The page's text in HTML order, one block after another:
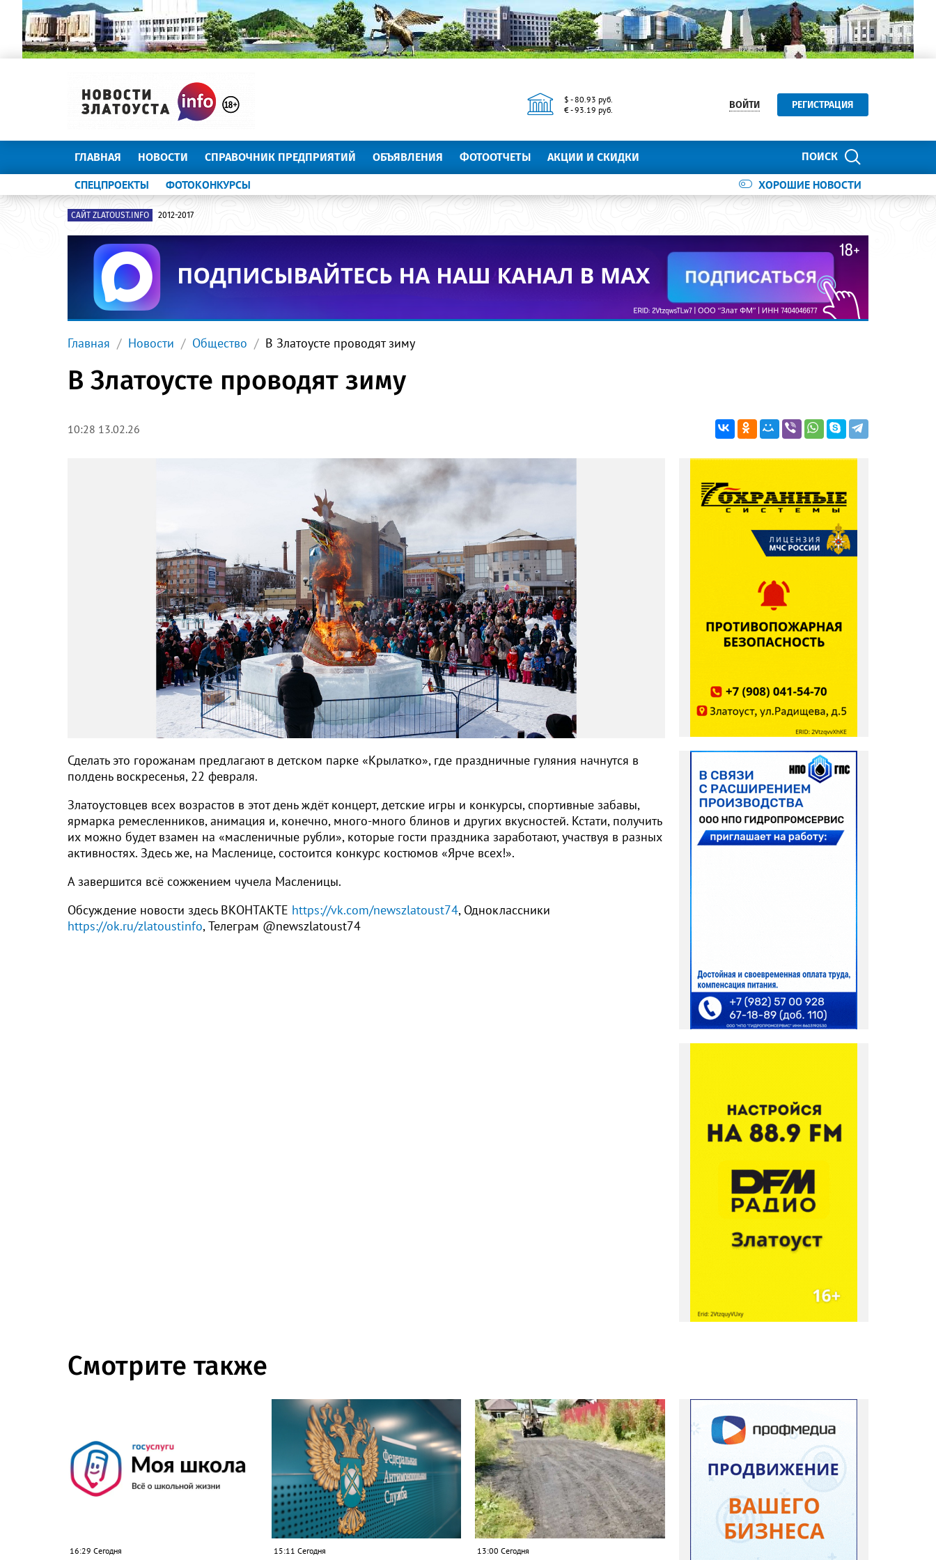
$ - 80.93 руб.
€ - 93.19 руб.
ВОЙТИ РЕГИСТРАЦИЯ
ПОИСК
ГЛАВНАЯ НОВОСТИ СПРАВОЧНИК ПРЕДПРИЯТИЙ ОБЪЯВЛЕНИЯ ФОТООТЧЕТЫ АКЦИИ И СКИДКИ
ХОРОШИЕ НОВОСТИ
СПЕЦПРОЕКТЫ ФОТОКОНКУРСЫ
САЙТ ZLATOUST.INFO 2012-2017
Главная Новости Общество В Златоусте проводят зиму
В Златоусте проводят зиму
10:28 13.02.26
Сделать это горожанам предлагают в детском парке «Крылатко», где праздничные гуляния начнутся в
полдень воскресенья, 22 февраля.
Златоустовцев всех возрастов в этот день ждёт концерт, детские игры и конкурсы, спортивные забавы,
ярмарка ремесленников, анимация и, конечно, много-много блинов и других вкусностей. Кстати, получить
их можно будет взамен на «масленичные рубли», которые гости праздника заработают, участвуя в разных
активностях. Здесь же, на Масленице, состоится конкурс костюмов «Ярче всех!».
А завершится всё сожжением чучела Масленицы.
Обсуждение новости здесь ВКОНТАКТЕ https://vk.com/newszlatoust74, Одноклассники
https://ok.ru/zlatoustinfo, Телеграм @newszlatoust74
Смотрите также
16:29 Сегодня 15:11 Сегодня 13:00 Сегодня